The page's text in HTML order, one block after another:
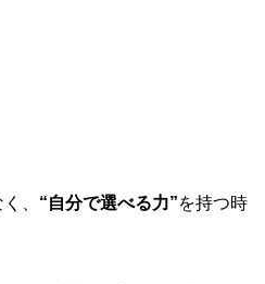
、 “自分で選べる力”を持つ時